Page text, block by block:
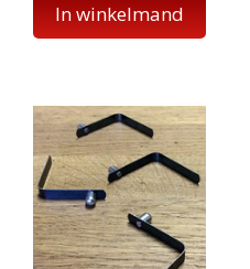
In winkelmand